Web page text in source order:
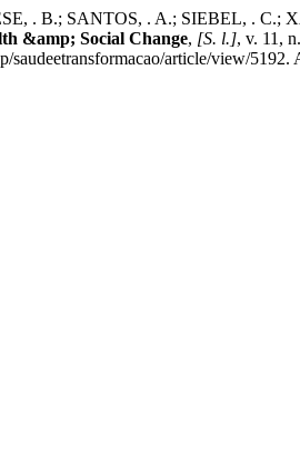
. B.; SANTOS, . A.; SIEBEL, . C.;
&amp; Social Change, [S. l.], v. 11,
article/view/5192.